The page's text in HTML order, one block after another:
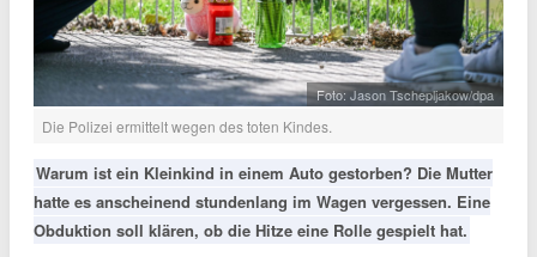
Foto: Jason Tschepljakow/dpa
Die Polizei ermittelt wegen des toten Kindes.
Warum ist ein Kleinkind in einem Auto gestorben? Die Mutter
hatte es anscheinend stundenlang im Wagen vergessen. Eine
Obduktion soll klären, ob die Hitze eine Rolle gespielt hat.